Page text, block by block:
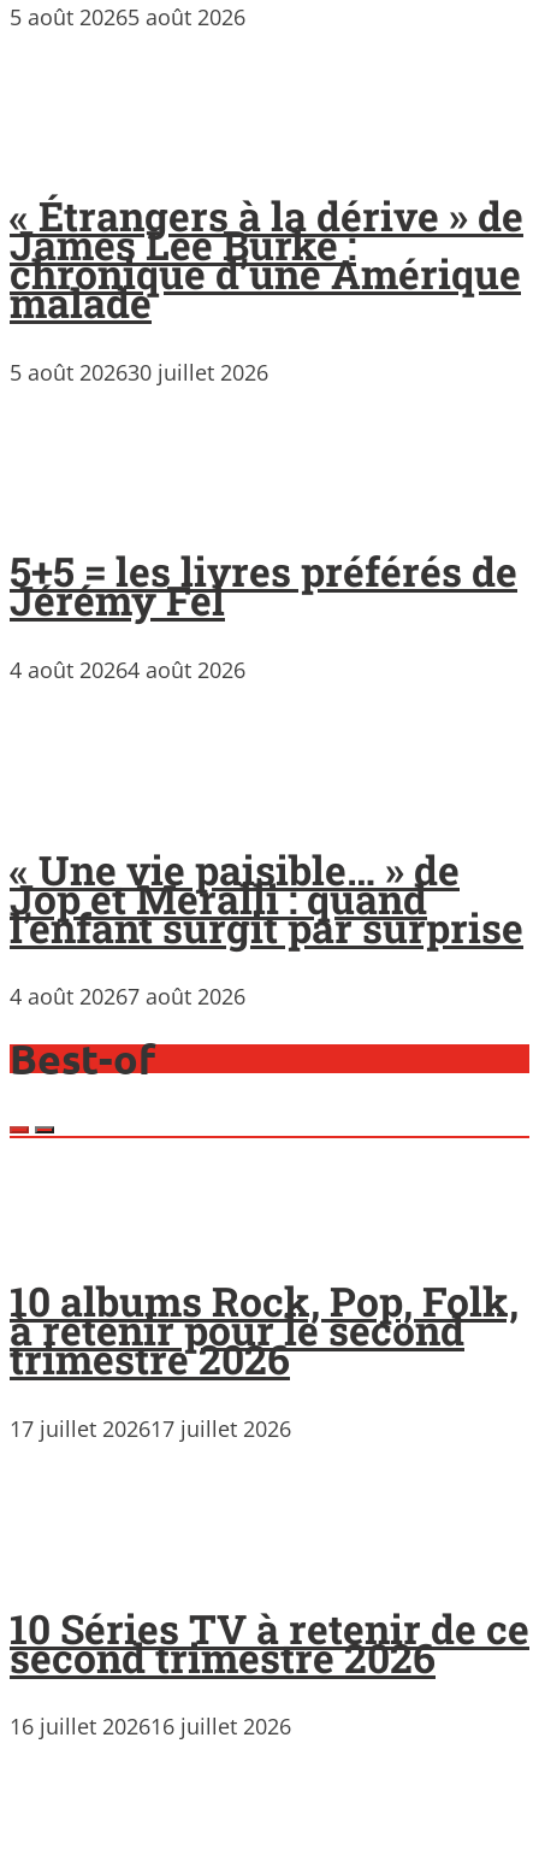
5 août 20265 août 2026
« Étrangers à la dérive » de
James Lee Burke :
chronique d’une Amérique
malade
5 août 202630 juillet 2026
5+5 = les livres préférés de
Jérémy Fel
4 août 20264 août 2026
« Une vie paisible… » de
Jop et Meralli : quand
l’enfant surgit par surprise
4 août 20267 août 2026
Best-of
10 albums Rock, Pop, Folk,
à retenir pour le second
trimestre 2026
17 juillet 202617 juillet 2026
10 Séries TV à retenir de ce
second trimestre 2026
16 juillet 202616 juillet 2026